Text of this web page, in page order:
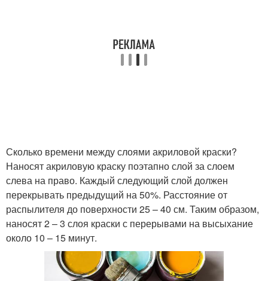
Сколько времени между слоями акриловой краски?
Наносят акриловую краску поэтапно слой за слоем
слева на право. Каждый следующий слой должен
перекрывать предыдущий на 50%. Расстояние от
распылителя до поверхности 25 – 40 см. Таким образом,
наносят 2 – 3 слоя краски с перерывами на высыхание
около 10 – 15 минут.